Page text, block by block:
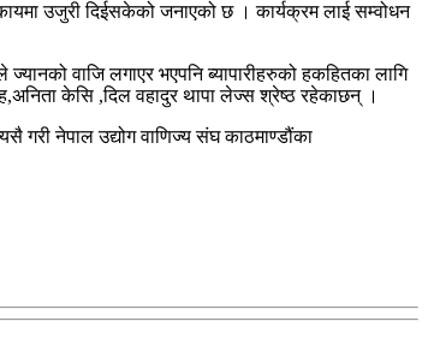
उजुरी दिईसकेको जनाएको छ । कार्यक्रम लाई सम्वोधन
वाजि लगाएर भएपनि ब्यापारीहरुको हकहितका लागि
केसि ,दिल वहादुर थापा लेज्स श्रेष्ठ रहेकाछन् ।
गरी नेपाल उद्योग वाणिज्य संघ काठमाण्डौंका